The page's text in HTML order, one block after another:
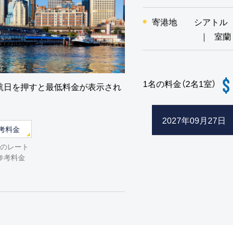
寄港地 シアトル
室蘭
1名の料金（2名1室） $
2027年09月27日
を押すと最低料金が表示され
料金
レート
考料金